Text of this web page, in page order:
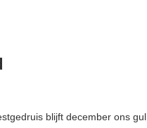
blijft december ons gul